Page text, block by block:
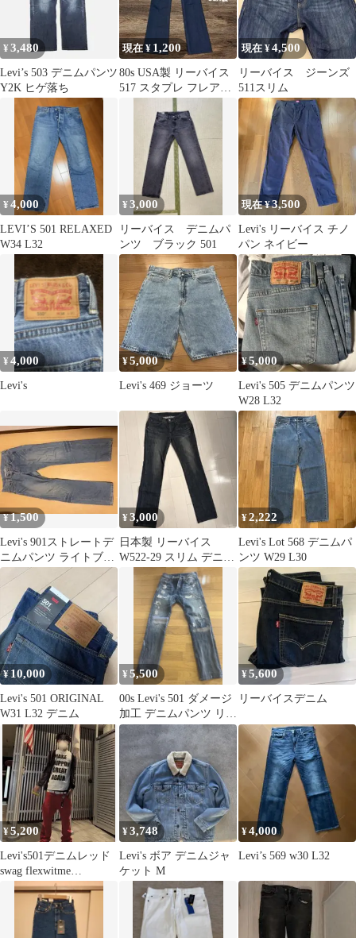
¥3,480
Levi’s 503 デニムパンツ
Y2K ヒゲ落ち
現在 ¥ 1,200
80s USA製 リーバイス
517 スタプレ フレアデ
ニム調パンツ 42タロン
現在 ¥4,500
リーバイス ジーンズ
511スリム
¥4,000
LEVI’S 501 RELAXED
W34 L32
¥3,000
リーバイス デニムパ
ンツ ブラック 501
現在 ¥3,500
Levi's リーバイス チノ
パン ネイビー
¥4,000
Levi's
¥5,000
Levi's 469 ジョーツ
¥5,000
Levi's 505 デニムパンツ
W28 L32
¥1,500
Levi's 901ストレートデ
ニムパンツ ライトブル
ー
¥3,000
日本製 リーバイス
W522-29 スリム デニム
パンツ y2kファッショ
¥2,222
Levi's Lot 568 デニムパ
ンツ W29 L30
¥ 10,000
Levi's 501 ORIGINAL
W31 L32 デニム
¥5,500
00s Levi's 501 ダメージ
加工 デニムパンツ リペ
ア加工
¥5,600
リーバイスデニム
¥5,200
Levi's501デニムレッド
swag flexwitme
yokosquad
¥3,748
Levi's ボア デニムジャ
ケット M
¥4,000
Levi’s 569 w30 L32